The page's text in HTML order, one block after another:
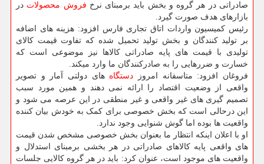
صادراتی در هر گروه و بخش باید برمبنای نرخ فروش محصولات در
بازارهای هدف صورت گیرد.
رئیس کمیسیون واردات اتاق تجاری فارس افزود: هزینه های اضافه
بر تولید کنندگان و بخش تولید تحمیل شده که تفاوت قیمت کالای
تولیدی با قیمت های پایه صادراتی کالاها نیز موضوعی است که
خسارت و ضررهایی را به صادرکنندگان ما وارد میکند.
فروغان افزود: متاسفانه امروز دستگاه های دولتی آمار و تصویر
واقعی از وضعیت اقتصاد را ارائه نمی دهند و همین مورد سبب
تصمیم گیری های غیر واقعی و غیر منطقی در این عرصه می شود و
این درحالی است که بخش خصوصی برای کمک به خودش بیان کننده
واقعیت ها بوده اما گوش شنوایی وجود ندارد.
او با اعلان اینکه انتظار ما بعنوان بخش خصوصی مشخص شدن قیمت
های واقعی پایه کالاهای صادراتی در هر بخشی برمبنای استدلال و
واقعیت های موجود است، عنوان کرد: باید در هر گروه کالایی جلسات